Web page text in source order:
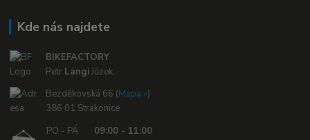
Kde nás najdete
BIKEFACTORY
Petr LangiJůzek
Bezděkovská 66 (Mapa »)
386 01 Strakonice
PO - PÁ
09:00 - 11:00